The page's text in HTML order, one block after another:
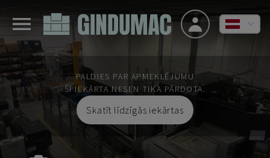
PALDIES PAR APMEKLĒJUMU
ŠĪ IEKĀRTA NESEN TIKA PĀRDOTA.
Skatīt līdzīgās iekārtas